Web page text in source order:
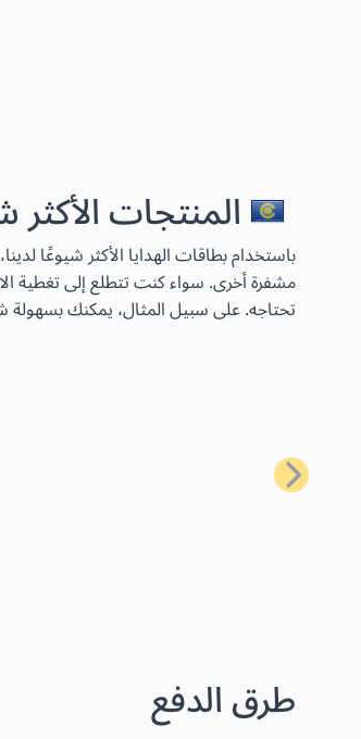
المنتجات
مشفرة أخرى. سواء كنت تتطلع إلى تغطية
تحتاجه. على سبيل المثال، يمكنك بسهولة
السابق
طرق الدفع